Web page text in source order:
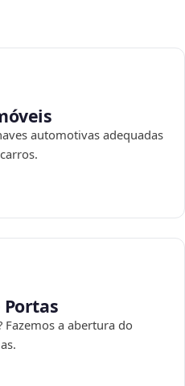
automotivas adequadas
Fazemos a abertura do